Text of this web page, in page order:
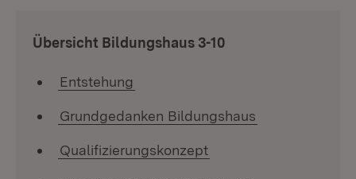
:Übersicht Bildungshaus 3-10
Entstehung
Grundgedanken Bildungshaus
Qualifizierungskonzept